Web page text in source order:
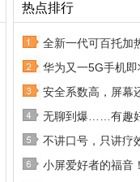
热点排行
全新一代可百托加
华为又一5G手机
安全系数高，屏幕
无聊到爆……有趣
不讲口号，只讲疗
小屏爱好者的福音